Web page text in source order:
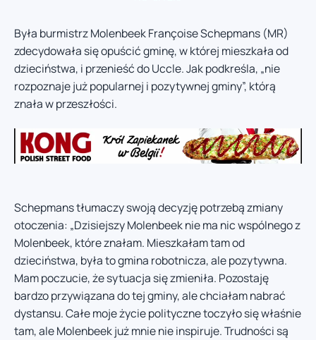
Była burmistrz Molenbeek Françoise Schepmans (MR)
zdecydowała się opuścić gminę, w której mieszkała od
dzieciństwa, i przenieść do Uccle. Jak podkreśla, „nie
rozpoznaje już popularnej i pozytywnej gminy”, którą
znała w przeszłości.
Schepmans tłumaczy swoją decyzję potrzebą zmiany
otoczenia: „Dzisiejszy Molenbeek nie ma nic wspólnego z
Molenbeek, które znałam. Mieszkałam tam od
dzieciństwa, była to gmina robotnicza, ale pozytywna.
Mam poczucie, że sytuacja się zmieniła. Pozostaję
bardzo przywiązana do tej gminy, ale chciałam nabrać
dystansu. Całe moje życie polityczne toczyło się właśnie
tam, ale Molenbeek już mnie nie inspiruje. Trudności są